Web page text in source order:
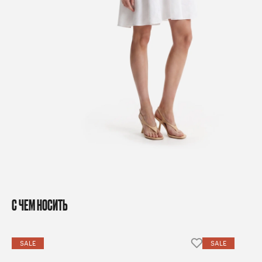
С ЧЕМ НОСИТЬ
SALE SALE